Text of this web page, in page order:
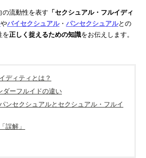
流動性を表す 「セクシュアル・フルイディ
やバイセクシュアル・ パンセクシュアルとの
を正しく捉えるための知識をお伝えします。
ディティとは？
ダーフルイドの違い
ンセクシュアルとセクシュアル・フルイ
誤解」